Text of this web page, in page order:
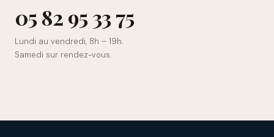
0582953375
Lundi au vendredi, 8h – 19h.
Samedi sur rendez-vous.